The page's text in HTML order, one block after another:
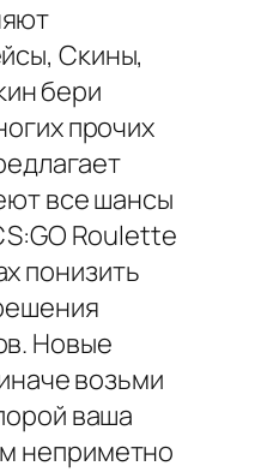
Скины,
бери
прочих
все шансы
Roulette
понизить
Новые
возьми
ваша
неприметно